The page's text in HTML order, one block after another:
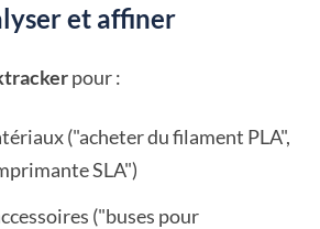
et affiner
pour :
("acheter du filament PLA",
SLA")
("buses pour